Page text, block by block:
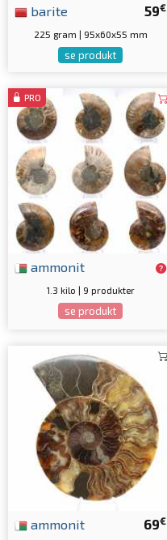
59€
barite
225 gram | 95x60x55 mm
se produkt
PRO
ammonit
1.3 kilo | 9 produkter
se produkt
69€
ammonit